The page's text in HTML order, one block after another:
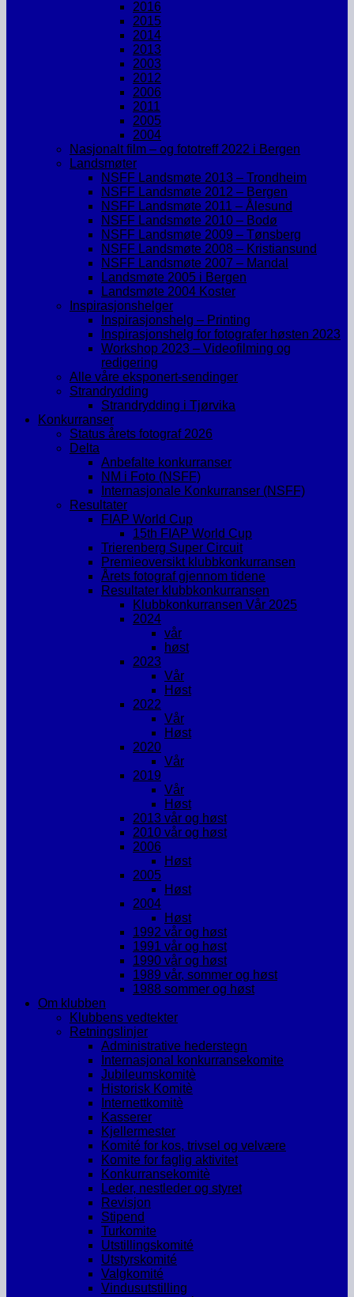
2016
2015
2014
2013
2003
2012
2006
2011
2005
2004
Nasjonalt film – og fototreff 2022 i Bergen
Landsmøter
NSFF Landsmøte 2013 – Trondheim
NSFF Landsmøte 2012 – Bergen
NSFF Landsmøte 2011 – Ålesund
NSFF Landsmøte 2010 – Bodø
NSFF Landsmøte 2009 – Tønsberg
NSFF Landsmøte 2008 – Kristiansund
NSFF Landsmøte 2007 – Mandal
Landsmøte 2005 i Bergen
Landsmøte 2004 Koster
Inspirasjonshelger
Inspirasjonshelg – Printing
Inspirasjonshelg for fotografer høsten 2023
Workshop 2023 – Videofilming og
redigering
Alle våre eksponert-sendinger
Strandrydding
Strandrydding i Tjørvika
Konkurranser
Status årets fotograf 2026
Delta
Anbefalte konkurranser
NM i Foto (NSFF)
Internasjonale Konkurranser (NSFF)
Resultater
FIAP World Cup
15th FIAP World Cup
Trierenberg Super Circuit
Premieoversikt klubbkonkurransen
Årets fotograf gjennom tidene
Resultater klubbkonkurransen
Klubbkonkurransen Vår 2025
2024
vår
høst
2023
Vår
Høst
2022
Vår
Høst
2020
Vår
2019
Vår
Høst
2013 vår og høst
2010 vår og høst
2006
Høst
2005
Høst
2004
Høst
1992 vår og høst
1991 vår og høst
1990 vår og høst
1989 vår, sommer og høst
1988 sommer og høst
Om klubben
Klubbens vedtekter
Retningslinjer
Administrative hederstegn
Internasjonal konkurransekomite
Jubileumskomitè
Historisk Komitè
Internettkomitè
Kasserer
Kjellermester
Komité for kos, trivsel og velvære
Komite for faglig aktivitet
Konkurransekomitè
Leder, nestleder og styret
Revisjon
Stipend
Turkomite
Utstillingskomité
Utstyrskomité
Valgkomité
Vindusutstilling